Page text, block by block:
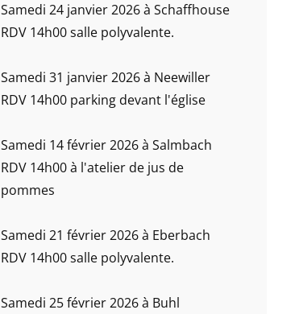
Samedi 24 janvier 2026 à Schaffhouse
RDV 14h00 salle polyvalente.
Samedi 31 janvier 2026 à Neewiller
RDV 14h00 parking devant l'église
Samedi 14 février 2026 à Salmbach
RDV 14h00 à l'atelier de jus de
pommes
Samedi 21 février 2026 à Eberbach
RDV 14h00 salle polyvalente.
Samedi 25 février 2026 à Buhl